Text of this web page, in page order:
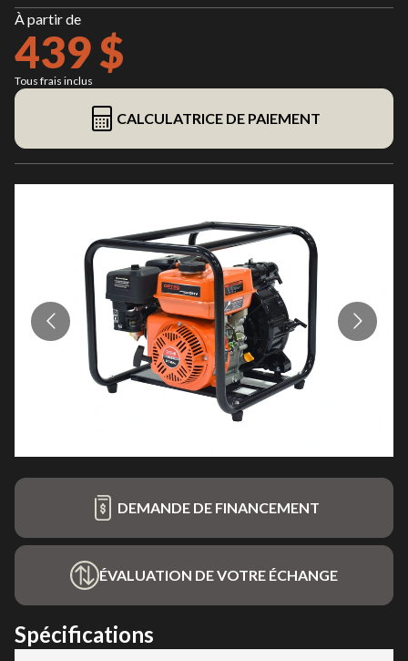
À partir de
439 $
Tous frais inclus
CALCULATRICE DE PAIEMENT
DEMANDE DE FINANCEMENT
ÉVALUATION DE VOTRE ÉCHANGE
Spécifications